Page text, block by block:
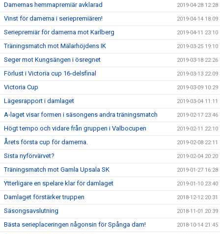
Damernas hemmapremiär avklarad 2019-04-28 12:28
Vinst för damerna i seriepremiären! 2019-04-14 18:09
Seriepremiär för damerna mot Karlberg 2019-04-11 23:10
Träningsmatch mot Mälarhöjdens IK 2019-03-25 19:10
Seger mot Kungsängen i ösregnet 2019-03-18 22:26
Förlust i Victoria cup 16-delsfinal 2019-03-13 22:09
Victoria Cup 2019-03-09 10:29
Lägesrapport i damlaget 2019-03-04 11:11
A-laget visar formen i säsongens andra träningsmatch 2019-02-17 23:46
Högt tempo och vidare från gruppen i Valbocupen 2019-02-11 22:10
Årets första cup för damerna. 2019-02-08 22:11
Sista nyförvärvet? 2019-02-04 20:20
Träningsmatch mot Gamla Upsala SK 2019-01-27 16:28
Ytterligare en spelare klar för damlaget 2019-01-10 23:40
Damlaget förstärker truppen 2018-12-12 20:31
Säsongsavslutning 2018-11-01 20:39
Bästa serieplaceringen någonsin för Spånga dam! 2018-10-14 21:45